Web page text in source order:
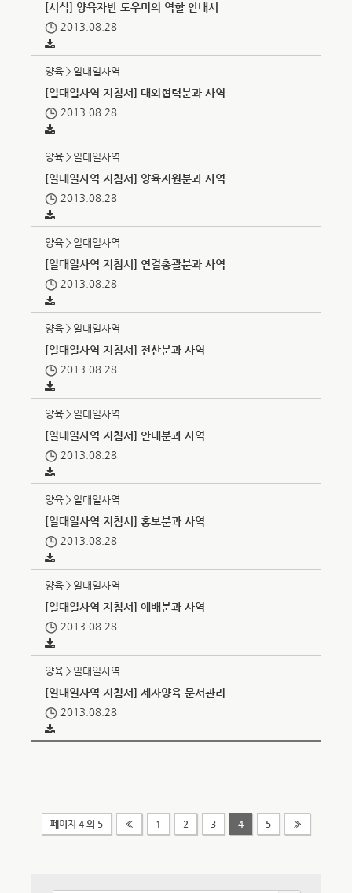
[서식] 양육자반 도우미의 역할 안내서
2013.08.28
양육＞일대일사역
[일대일사역 지침서] 대외협력분과 사역
2013.08.28
양육＞일대일사역
[일대일사역 지침서] 양육지원분과 사역
2013.08.28
양육＞일대일사역
[일대일사역 지침서] 연결총괄분과 사역
2013.08.28
양육＞일대일사역
[일대일사역 지침서] 전산분과 사역
2013.08.28
양육＞일대일사역
[일대일사역 지침서] 안내분과 사역
2013.08.28
양육＞일대일사역
[일대일사역 지침서] 홍보분과 사역
2013.08.28
양육＞일대일사역
[일대일사역 지침서] 예배분과 사역
2013.08.28
양육＞일대일사역
[일대일사역 지침서] 제자양육 문서관리
2013.08.28
페이지 4 의 5 « 1 2 3 4 5 »